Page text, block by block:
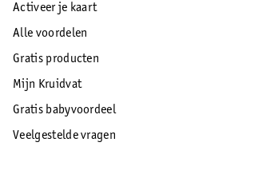
Activeer je kaart
Alle voordelen
Gratis producten
Mijn Kruidvat
Gratis babyvoordeel
Veelgestelde vragen